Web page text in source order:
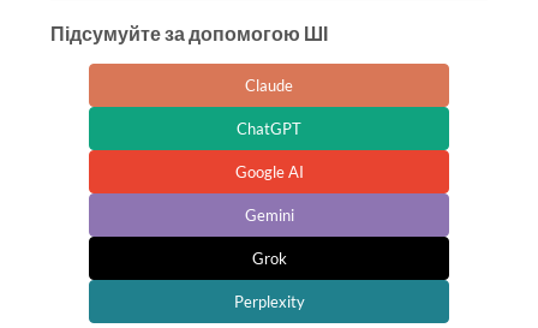
Підсумуйте за допомогою ШІ
Claude
ChatGPT
Google AI
Gemini
Grok
Perplexity